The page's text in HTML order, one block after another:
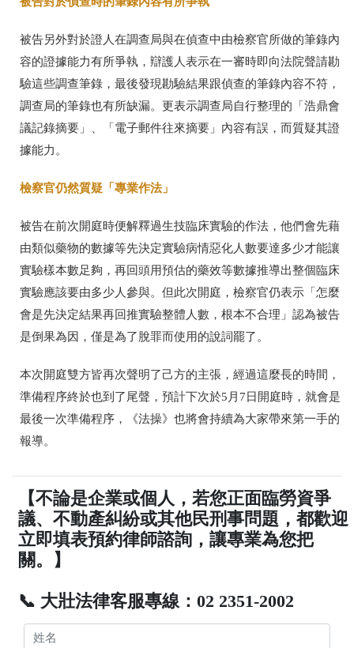
被告另外對於證人在調查局與在偵查中由檢察官所做的筆錄內
容的證據能力有所爭執，辯護人表示在一審時即向法院聲請勘
驗這些調查筆錄，最後發現勘驗結果跟偵查的筆錄內容不符，
調查局的筆錄也有所缺漏。更表示調查局自行整理的「浩鼎會
議記錄摘要」、「電子郵件往來摘要」內容有誤，而質疑其證
據能力。
檢察官仍然質疑「專業作法」
被告在前次開庭時便解釋過生技臨床實驗的作法，他們會先藉
由類似藥物的數據等先決定實驗病情惡化人數要達多少才能讓
實驗樣本數足夠，再回頭用預估的藥效等數據推導出整個臨床
實驗應該要由多少人參與。但此次開庭，檢察官仍表示「怎麼
會是先決定結果再回推實驗整體人數，根本不合理」認為被告
是倒果為因，僅是為了脫罪而使用的說詞罷了。
本次開庭雙方皆再次聲明了己方的主張，經過這麼長的時間，
準備程序終於也到了尾聲，預計下次於5 月 7 日開庭時，就會是
最後一次準備程序，《法操》也將會持續為大家帶來第一手的
報導。
【不論是企業或個人，若您正面臨勞資爭
議、不動產糾紛或其他民刑事問題，都歡迎
立即填表預約律師諮詢，讓專業為您把
關。】
📞 大壯法律客服專線：02 2351-2002